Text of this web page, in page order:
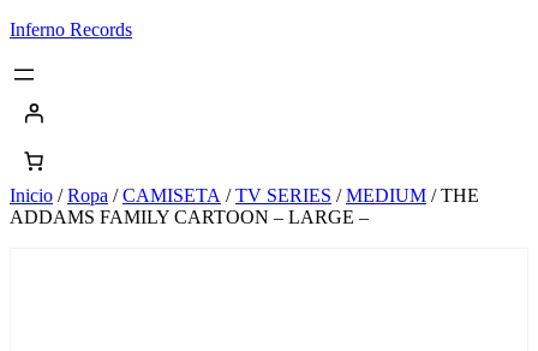
Saltar
contenido
Inferno Records
Inicio /Ropa /CAMISETA /TV SERIES /MEDIUM / THE
ADDAMS FAMILY CARTOON – LARGE –